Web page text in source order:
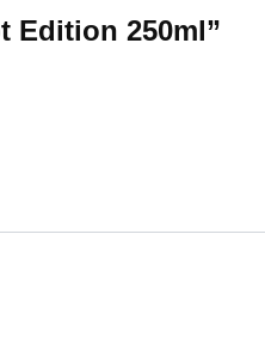
Edition 250ml”